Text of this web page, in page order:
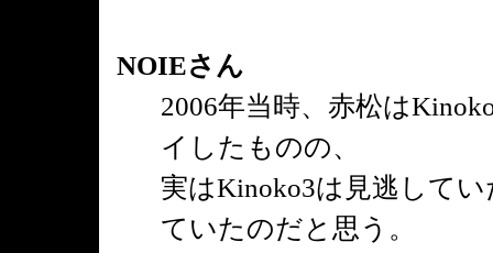
NOIEさん
2006年当時、赤松は
イしたものの、
実はKinoko3は見逃して
ていたのだと思う。